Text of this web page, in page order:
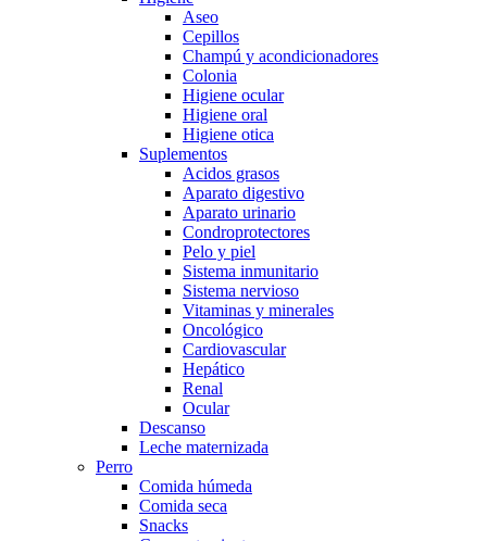
Aseo
Cepillos
Champú y acondicionadores
Colonia
Higiene ocular
Higiene oral
Higiene otica
Suplementos
Acidos grasos
Aparato digestivo
Aparato urinario
Condroprotectores
Pelo y piel
Sistema inmunitario
Sistema nervioso
Vitaminas y minerales
Oncológico
Cardiovascular
Hepático
Renal
Ocular
Descanso
Leche maternizada
Perro
Comida húmeda
Comida seca
Snacks